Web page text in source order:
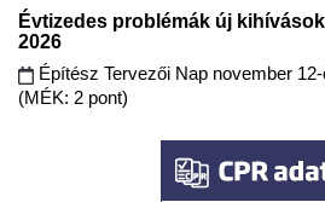
Évtizedes problémák új
2026
Építész Tervezői Nap november
(MÉK: 2 pont)